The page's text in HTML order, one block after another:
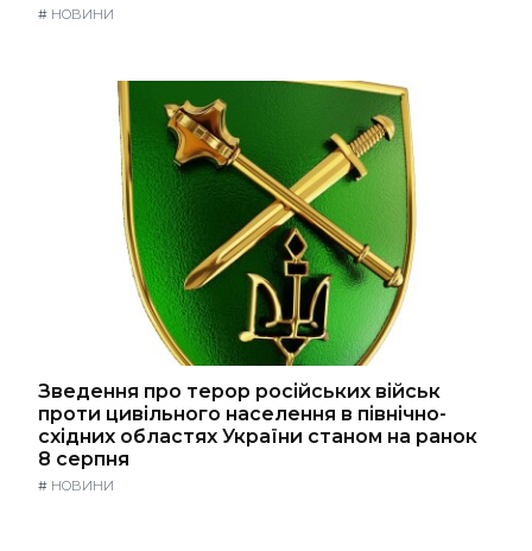
# НОВИНИ
Зведення про терор російських військ
проти цивільного населення в північно-
східних областях України станом на ранок
8 серпня
# НОВИНИ